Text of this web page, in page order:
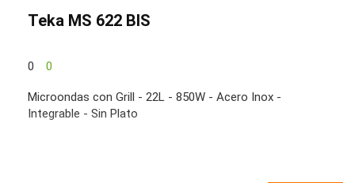
Teka MS 622 BIS
0 0
Microondas con Grill - 22L - 850W - Acero Inox -
Integrable - Sin Plato